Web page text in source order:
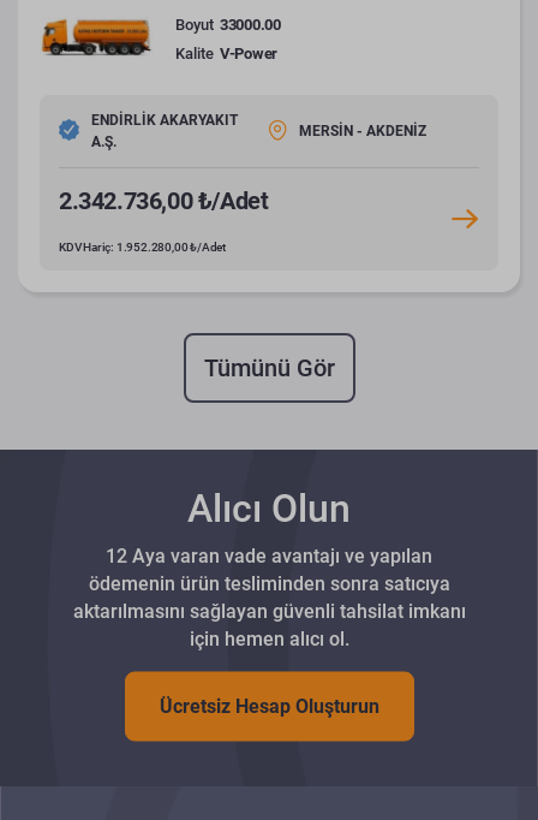
Boyut 33000.00
Kalite V-Power
ENDİRLİK AKARYAKIT
A.Ş.
MERSİN - AKDENİZ
2.342.736,00 ₺/Adet
KDV Hariç: 1.952.280,00 ₺/Adet
Tümünü Gör
Alıcı Olun
12 Aya varan vade avantajı ve yapılan
ödemenin ürün tesliminden sonra satıcıya
aktarılmasını sağlayan güvenli tahsilat imkanı
için hemen alıcı ol.
Ücretsiz Hesap Oluşturun